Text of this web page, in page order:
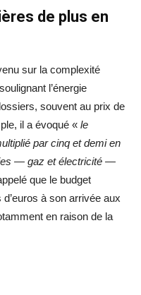
de plus en
sur la complexité
l’énergie
souvent au prix de
il a évoqué « le
par cinq et demi en
— gaz et électricité —
que le budget
à son arrivée aux
en raison de la